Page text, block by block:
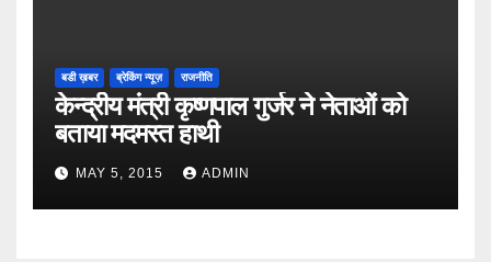
बडी ख़बर ब्रेकिंग न्यूज़ राजनीति
केन्द्रीय मंत्री कृष्णपाल गुर्जर ने नेताओं को
बताया मदमस्त हाथी
MAY 5, 2015 ADMIN